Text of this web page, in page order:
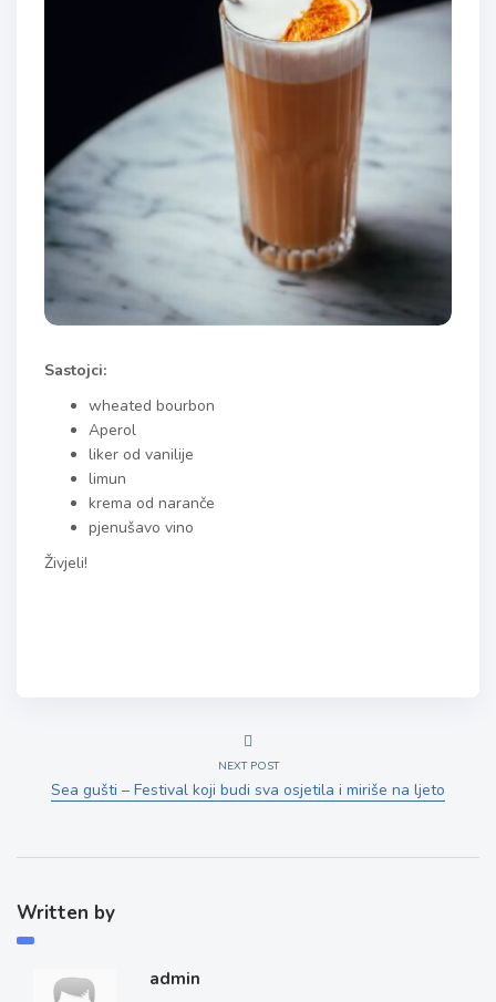
Sastojci:
wheated bourbon
Aperol
liker od vanilije
limun
krema od naranče
pjenušavo vino
Živjeli!
NEXT POST
Sea gušti – Festival koji budi sva osjetila i miriše na ljeto
Written by
admin